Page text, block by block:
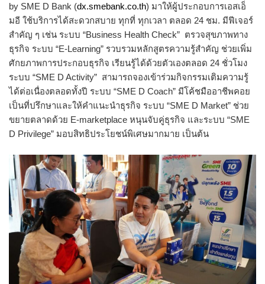
by SME D Bank (dx.smebank.co.th) มาให้ผู้ประกอบการเอสเอ็
มอี ใช้บริการได้สะดวกสบาย ทุกที่ ทุกเวลา ตลอด 24 ชม. มีฟีเจอร์
สำคัญ ๆ เช่น ระบบ “Business Health Check” ตรวจสุขภาพทาง
ธุรกิจ ระบบ “E-Learning” รวบรวมหลักสูตรความรู้สำคัญ ช่วยเพิ่ม
ศักยภาพการประกอบธุรกิจ เรียนรู้ได้ด้วยตัวเองตลอด 24 ชั่วโมง
ระบบ “SME D Activity” สามารถจองเข้าร่วมกิจกรรมเติมความรู้
ได้ต่อเนื่องตลอดทั้งปี ระบบ “SME D Coach” มีโค้ชมืออาชีพคอย
เป็นที่ปรึกษาและให้คำแนะนำธุรกิจ ระบบ “SME D Market” ช่วย
ขยายตลาดด้วย E-marketplace หนุนจับคู่ธุรกิจ และระบบ “SME
D Privilege” มอบสิทธิประโยชน์พิเศษมากมาย เป็นต้น